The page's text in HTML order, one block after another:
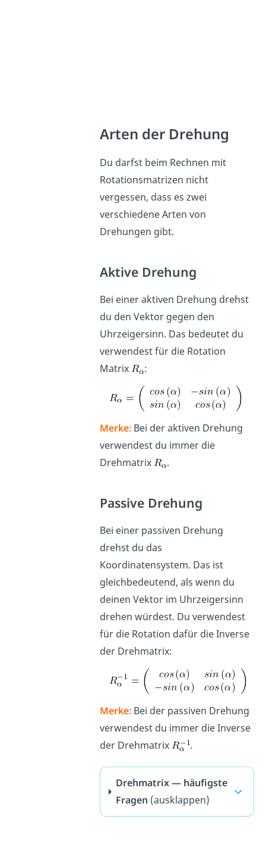
Arten der Drehung
Du darfst beim Rechnen mit
Rotationsmatrizen nicht
vergessen, dass es zwei
verschiedene Arten von
Drehungen gibt.
Aktive Drehung
Bei einer aktiven Drehung drehst
du den Vektor gegen den
Uhrzeigersinn. Das bedeutet du
verwendest für die Rotation
Matrix
:
Merke: Bei der aktiven Drehung
verwendest du immer die
Drehmatrix
.
Passive Drehung
Bei einer passiven Drehung
drehst du das
Koordinatensystem. Das ist
gleichbedeutend, als wenn du
deinen Vektor im Uhrzeigersinn
drehen würdest. Du verwendest
für die Rotation dafür die Inverse
der Drehmatrix:
Merke: Bei der passiven Drehung
verwendest du immer die Inverse
der Drehmatrix
.
Drehmatrix — häufigste
Fragen (ausklappen)